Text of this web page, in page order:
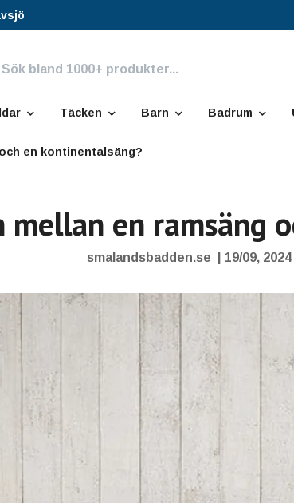
Täcken Barn Badrum
en kontinentalsäng?
mellan en ramsäng
smalandsbadden.se 19/09, 2024